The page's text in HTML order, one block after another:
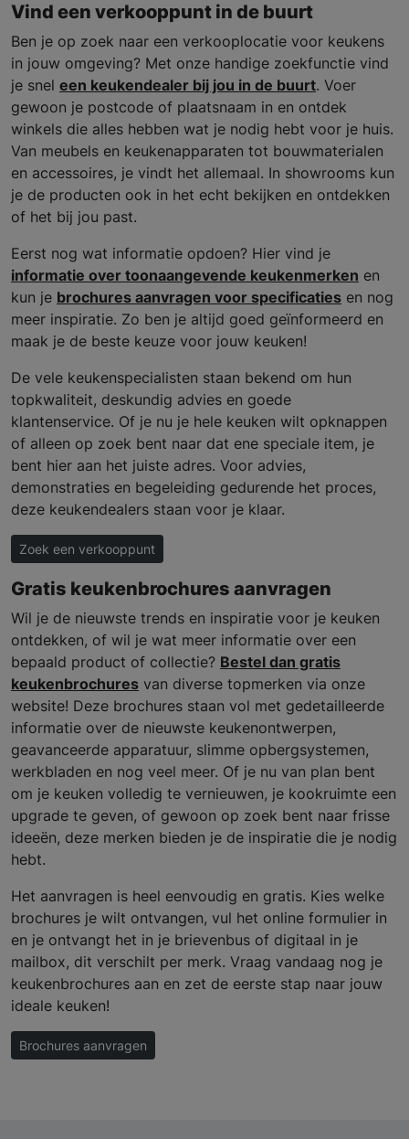
Vind een verkooppunt in de buurt
Ben je op zoek naar een verkooplocatie voor keukens
in jouw omgeving? Met onze handige zoekfunctie vind
je snel een keukendealer bij jou in de buurt. Voer
gewoon je postcode of plaatsnaam in en ontdek
winkels die alles hebben wat je nodig hebt voor je huis.
Van meubels en keukenapparaten tot bouwmaterialen
en accessoires, je vindt het allemaal. In showrooms kun
je de producten ook in het echt bekijken en ontdekken
of het bij jou past.
Eerst nog wat informatie opdoen? Hier vind je
informatie over toonaangevende keukenmerken en
kun je brochures aanvragen voor specificaties en nog
meer inspiratie. Zo ben je altijd goed geïnformeerd en
maak je de beste keuze voor jouw keuken!
De vele keukenspecialisten staan bekend om hun
topkwaliteit, deskundig advies en goede
klantenservice. Of je nu je hele keuken wilt opknappen
of alleen op zoek bent naar dat ene speciale item, je
bent hier aan het juiste adres. Voor advies,
demonstraties en begeleiding gedurende het proces,
deze keukendealers staan voor je klaar.
Zoek een verkooppunt
Gratis keukenbrochures aanvragen
Wil je de nieuwste trends en inspiratie voor je keuken
ontdekken, of wil je wat meer informatie over een
bepaald product of collectie? Bestel dan gratis
keukenbrochures van diverse topmerken via onze
website! Deze brochures staan vol met gedetailleerde
informatie over de nieuwste keukenontwerpen,
geavanceerde apparatuur, slimme opbergsystemen,
werkbladen en nog veel meer. Of je nu van plan bent
om je keuken volledig te vernieuwen, je kookruimte een
upgrade te geven, of gewoon op zoek bent naar frisse
ideeën, deze merken bieden je de inspiratie die je nodig
hebt.
Het aanvragen is heel eenvoudig en gratis. Kies welke
brochures je wilt ontvangen, vul het online formulier in
en je ontvangt het in je brievenbus of digitaal in je
mailbox, dit verschilt per merk. Vraag vandaag nog je
keukenbrochures aan en zet de eerste stap naar jouw
ideale keuken!
Brochures aanvragen